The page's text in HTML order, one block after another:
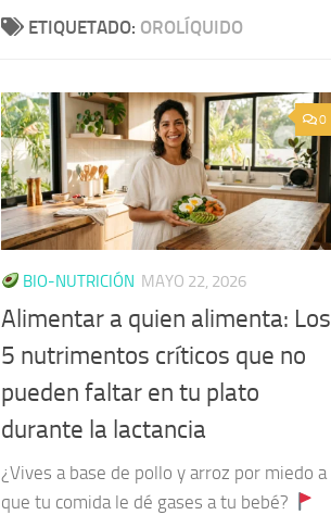
ETIQUETADO: OROLÍQUIDO
0
BIO-NUTRICIÓN MAYO 22, 2026
Alimentar a quien alimenta: Los
5 nutrimentos críticos que no
pueden faltar en tu plato
durante la lactancia
¿Vives a base de pollo y arroz por miedo a
que tu comida le dé gases a tu bebé?